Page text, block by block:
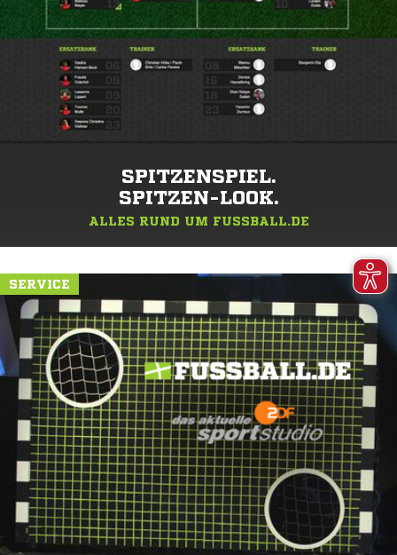
SPITZENSPIEL.
SPITZEN-LOOK.
ALLES RUND UM FUSSBALL.DE
SERVICE